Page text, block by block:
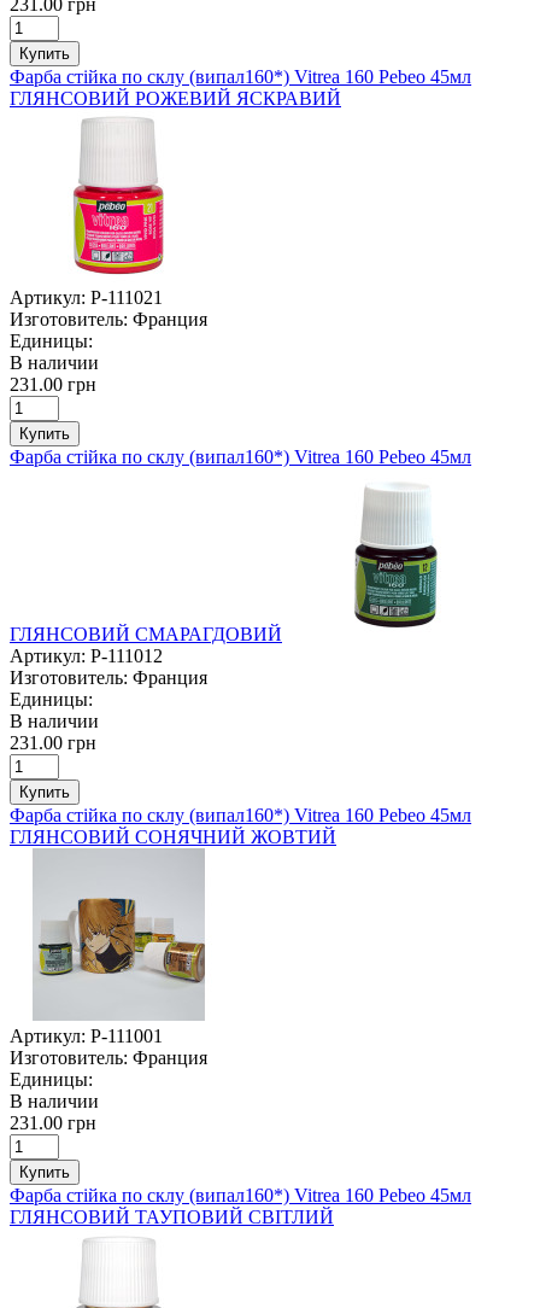
Купить
Фарба стійка по склу (випал160*) Vitrea 160 Pebeo 45мл
ГЛЯНСОВИЙ РОЖЕВИЙ ЯСКРАВИЙ
Артикул: P-111021
Изготовитель: Франция
Единицы:
В наличии
231.00 грн
Купить
Фарба стійка по склу (випал160*) Vitrea 160 Pebeo 45мл
ГЛЯНСОВИЙ СМАРАГДОВИЙ
Артикул: P-111012
Изготовитель: Франция
Единицы:
В наличии
231.00 грн
Купить
Фарба стійка по склу (випал160*) Vitrea 160 Pebeo 45мл
ГЛЯНСОВИЙ СОНЯЧНИЙ ЖОВТИЙ
Артикул: P-111001
Изготовитель: Франция
Единицы:
В наличии
231.00 грн
Купить
Фарба стійка по склу (випал160*) Vitrea 160 Pebeo 45мл
ГЛЯНСОВИЙ ТАУПОВИЙ СВІТЛИЙ